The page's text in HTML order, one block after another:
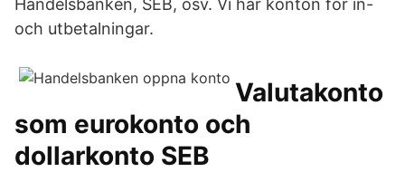
Handelsbanken, SEB, osv. Vi har konton för in-
och utbetalningar.
Valutakonto
som eurokonto och
dollarkonto SEB